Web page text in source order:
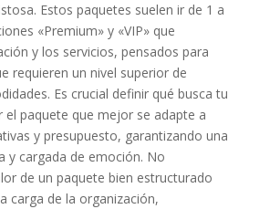
Estos paquetes suelen ir de 1 a
«Premium» y «VIP» que
y los servicios, pensados para
requieren un nivel superior de
Es crucial definir qué busca tu
el paquete que mejor se adapte a
y presupuesto, garantizando una
y cargada de emoción. No
de un paquete bien estructurado
carga de la organización,